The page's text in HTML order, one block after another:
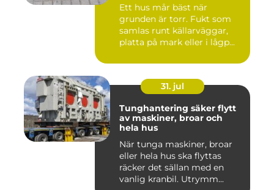
Ett hus mår bäst när
grunden är torr. Fukt som
samlas runt källarväggar,
platta på mark eller i lågp...
31. jul
Tunghantering säker flytt
av maskiner, broar och
hela hus
När tunga maskiner, broar
eller hela hus ska flyttas
räcker det sällan med en
vanlig kranbil. Utrymm...